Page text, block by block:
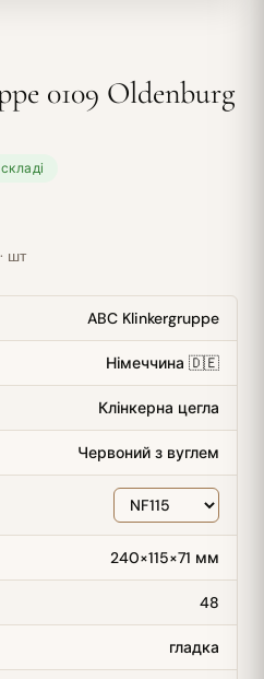
0109 Oldenburg
· шт
ABC Klinkergruppe
Німеччина 🇩🇪
Клінкерна цегла
Червоний з вуглем
240×115×71 мм
48
гладка